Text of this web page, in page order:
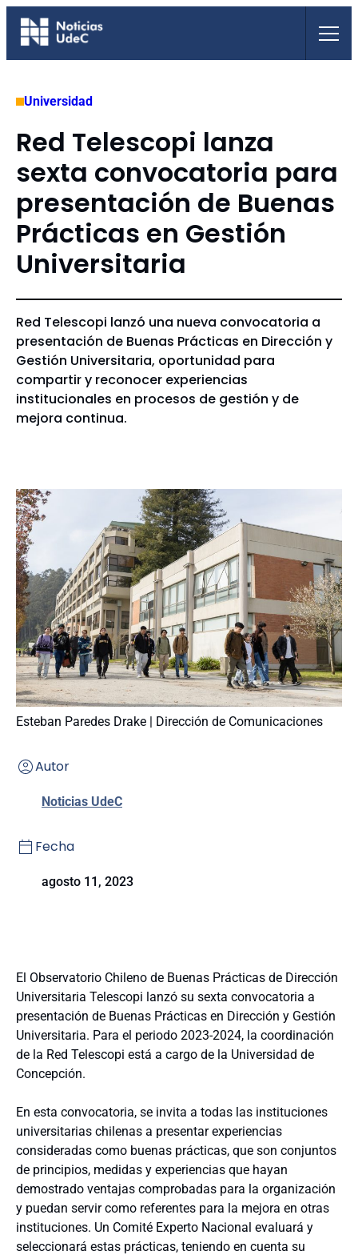
Saltar
Universidad
Red Telescopi lanza
sexta convocatoria para
presentación de Buenas
Prácticas en Gestión
Universitaria
Red Telescopi lanzó una nueva convocatoria a
presentación de Buenas Prácticas en Dirección y
Gestión Universitaria, oportunidad para
compartir y reconocer experiencias
institucionales en procesos de gestión y de
mejora continua.
Esteban Paredes Drake | Dirección de Comunicaciones
Autor
Noticias UdeC
Fecha
agosto 11, 2023
El Observatorio Chileno de Buenas Prácticas de Dirección
Universitaria Telescopi lanzó su sexta convocatoria a
presentación de Buenas Prácticas en Dirección y Gestión
Universitaria. Para el periodo 2023-2024, la coordinación
de la Red Telescopi está a cargo de la Universidad de
Concepción.
En esta convocatoria, se invita a todas las instituciones
universitarias chilenas a presentar experiencias
consideradas como buenas prácticas, que son conjuntos
de principios, medidas y experiencias que hayan
demostrado ventajas comprobadas para la organización
y puedan servir como referentes para la mejora en otras
instituciones. Un Comité Experto Nacional evaluará y
seleccionará estas prácticas, teniendo en cuenta su